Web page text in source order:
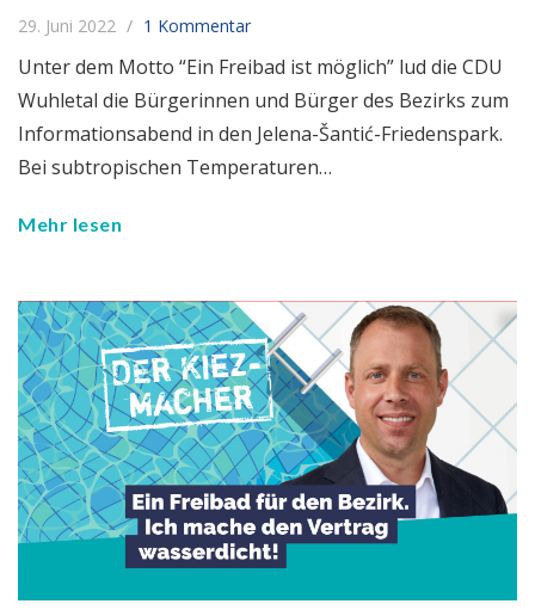
29. Juni 2022 1 Kommentar
Unter dem Motto “Ein Freibad ist möglich” lud die CDU
Wuhletal die Bürgerinnen und Bürger des Bezirks zum
Informationsabend in den Jelena-Šantić-Friedenspark.
Bei subtropischen Temperaturen…
Mehr lesen